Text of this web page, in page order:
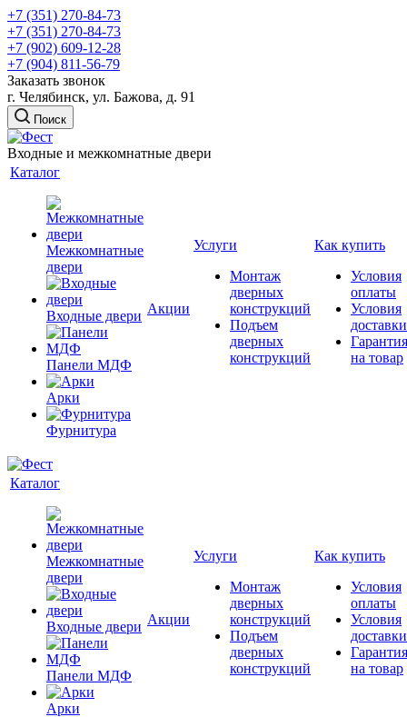
+7 (351) 270-84-73
+7 (351) 270-84-73
+7 (902) 609-12-28
+7 (904) 811-56-79
Заказать звонок
г. Челябинск, ул. Бажова, д. 91
Поиск
Входные и межкомнатные двери
Каталог
Межкомнатные
двери
Входные двери
Панели МДФ
Арки
Фурнитура
Акции
Услуги
Монтаж
дверных
конструкций
Подъем
дверных
конструкций
Как купить
Условия
оплаты
Условия
доставки
Гарантия
на товар
Каталог
Межкомнатные
двери
Входные двери
Панели МДФ
Арки
Акции
Услуги
Монтаж
дверных
конструкций
Подъем
дверных
конструкций
Как купить
Условия
оплаты
Условия
доставки
Гарантия
на товар